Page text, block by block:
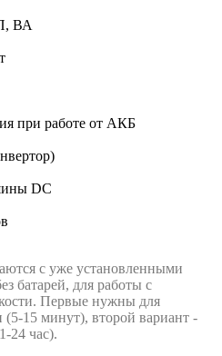
ВА
при работе от АКБ
DC
с уже установленными
батарей, для работы с
Первые нужны для
15 минут), второй вариант -
24 час).